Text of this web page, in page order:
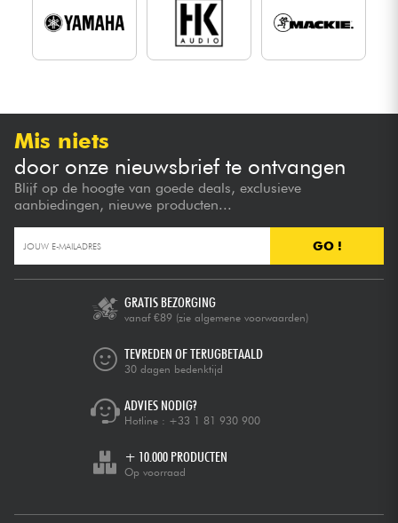
Mis niets
door onze nieuwsbrief te ontvangen
Blijf op de hoogte van goede deals, exclusieve
aanbiedingen, nieuwe producten...
GO !
GRATIS BEZORGING
vanaf €89 (zie algemene voorwaarden)
TEVREDEN OF TERUGBETAALD
30 dagen bedenktijd
ADVIES NODIG?
Hotline : +33 1 81 930 900
+ 10.000 PRODUCTEN
Op voorraad